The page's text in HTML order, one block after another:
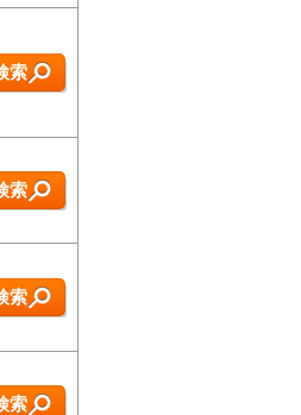
索
索
索
索